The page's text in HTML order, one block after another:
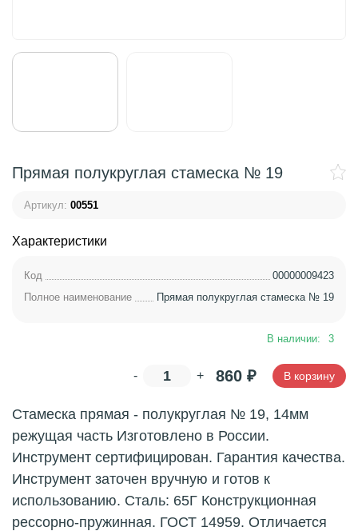
Прямая полукруглая стамеска № 19
Артикул: 00551
Характеристики
Код
00000009423
Полное наименование
Прямая полукруглая стамеска № 19
В наличии: 3
- + 860 ₽ В корзину
Стамеска прямая - полукруглая № 19, 14мм
режущая часть Изготовлено в России.
Инструмент сертифицирован. Гарантия качества.
Инструмент заточен вручную и готов к
использованию. Сталь: 65Г Конструкционная
рессорно-пружинная. ГОСТ 14959. Отличается